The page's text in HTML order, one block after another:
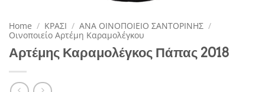
Home / ΚΡΑΣΙ / ΑΝΑ ΟΙΝΟΠΟΙΕΙΟ ΣΑΝΤΟΡΙΝΗΣ /
Οινοποιείο Αρτέμη Καραμολέγκου
Αρτέμης Καραμολέγκος Πάπας 2018